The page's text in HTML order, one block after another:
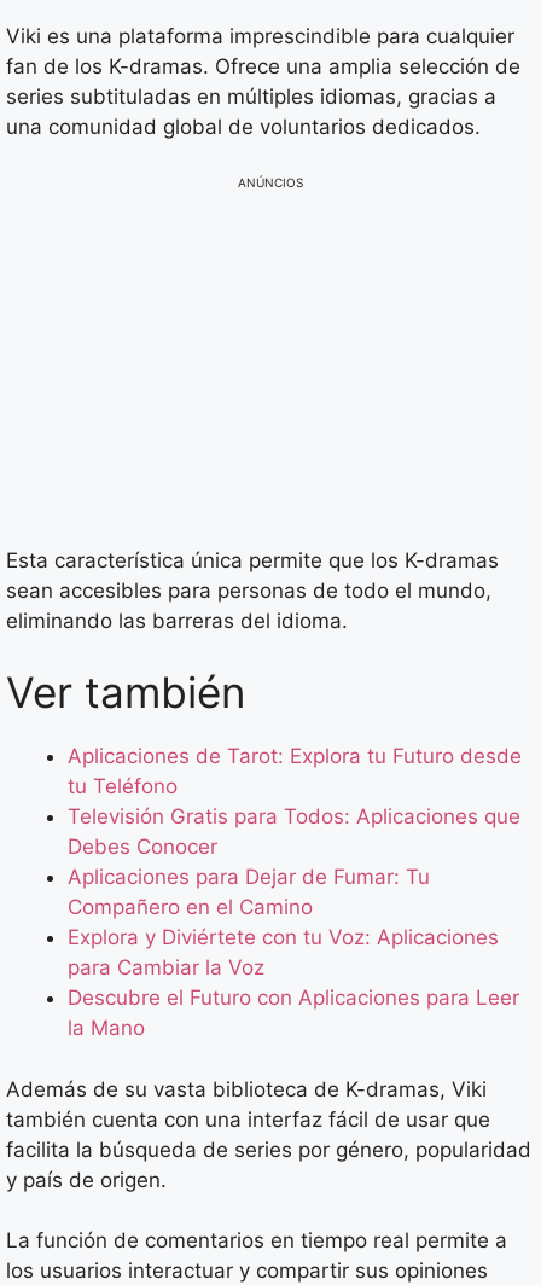
Viki es una plataforma imprescindible para cualquier
fan de los K-dramas. Ofrece una amplia selección de
series subtituladas en múltiples idiomas, gracias a
una comunidad global de voluntarios dedicados.
ANÚNCIOS
Esta característica única permite que los K-dramas
sean accesibles para personas de todo el mundo,
eliminando las barreras del idioma.
Ver también
Aplicaciones de Tarot: Explora tu Futuro desde
tu Teléfono
Televisión Gratis para Todos: Aplicaciones que
Debes Conocer
Aplicaciones para Dejar de Fumar: Tu
Compañero en el Camino
Explora y Diviértete con tu Voz: Aplicaciones
para Cambiar la Voz
Descubre el Futuro con Aplicaciones para Leer
la Mano
Además de su vasta biblioteca de K-dramas, Viki
también cuenta con una interfaz fácil de usar que
facilita la búsqueda de series por género, popularidad
y país de origen.
La función de comentarios en tiempo real permite a
los usuarios interactuar y compartir sus opiniones